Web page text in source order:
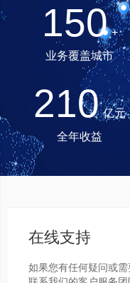
150 +
业务覆盖城市
210 亿元
全年收益
在线支持
如果您有任何疑问或